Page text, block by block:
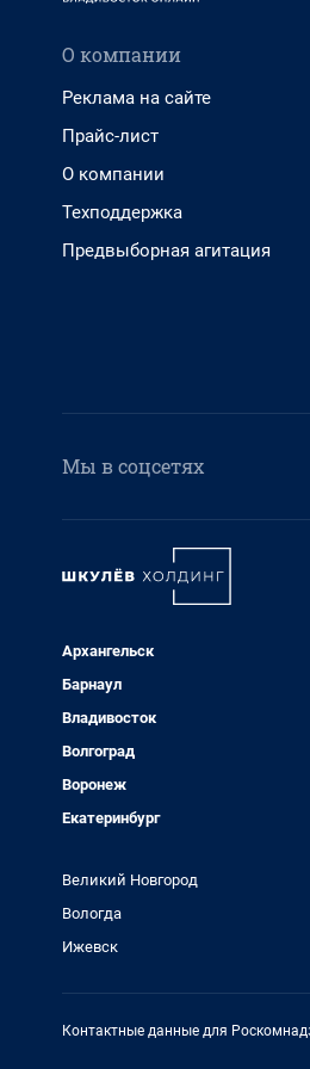
О компании
Реклама на сайте
Прайс-лист
О компании
Техподдержка
Предвыборная агитация
Мы в соцсетях
Архангельск
Барнаул
Владивосток
Волгоград
Воронеж
Екатеринбург
Великий Новгород
Вологда
Ижевск
Контактные данные для